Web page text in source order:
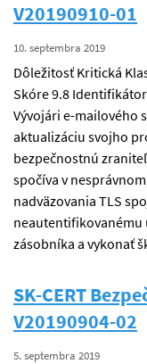
V20190910-01
10. septembra 2019
Dôležitosť Kritická
Skóre 9.8
Vývojári e-mailového
aktualizáciu svojho
bezpečnostnú
spočíva v
nadväzovania TLS
zásobníka a vykonať
SK-CERT
V20190904-02
5. septembra 2019